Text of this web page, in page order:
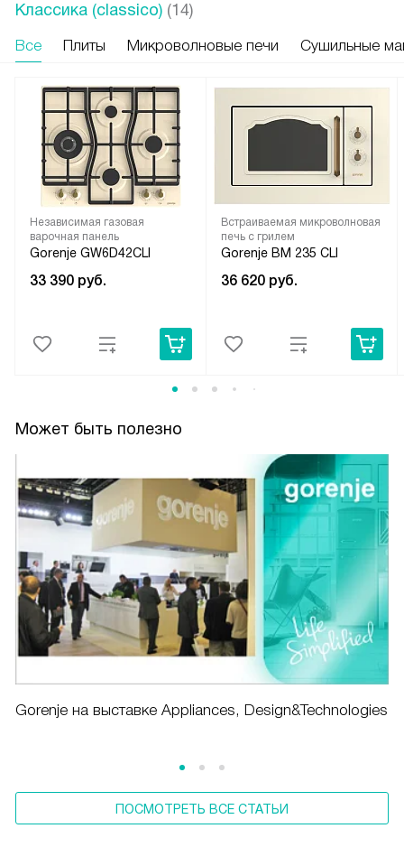
Классика (classico) (14)
Все Плиты Микроволновые печи Сушильные
Независимая газовая
варочная панель
Gorenje GW6D42CLI
33 390 руб.
Встраиваемая микроволновая
печь с грилем
Gorenje BM 235 CLI
36 620 руб.
Может быть полезно
Gorenje на выставке Appliances, Design&Technologies
ПОСМОТРЕТЬ ВСЕ СТАТЬИ